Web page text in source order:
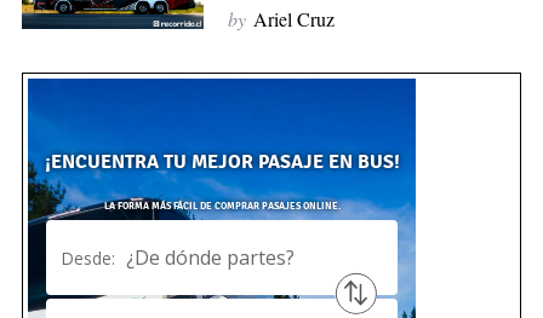
by Ariel Cruz